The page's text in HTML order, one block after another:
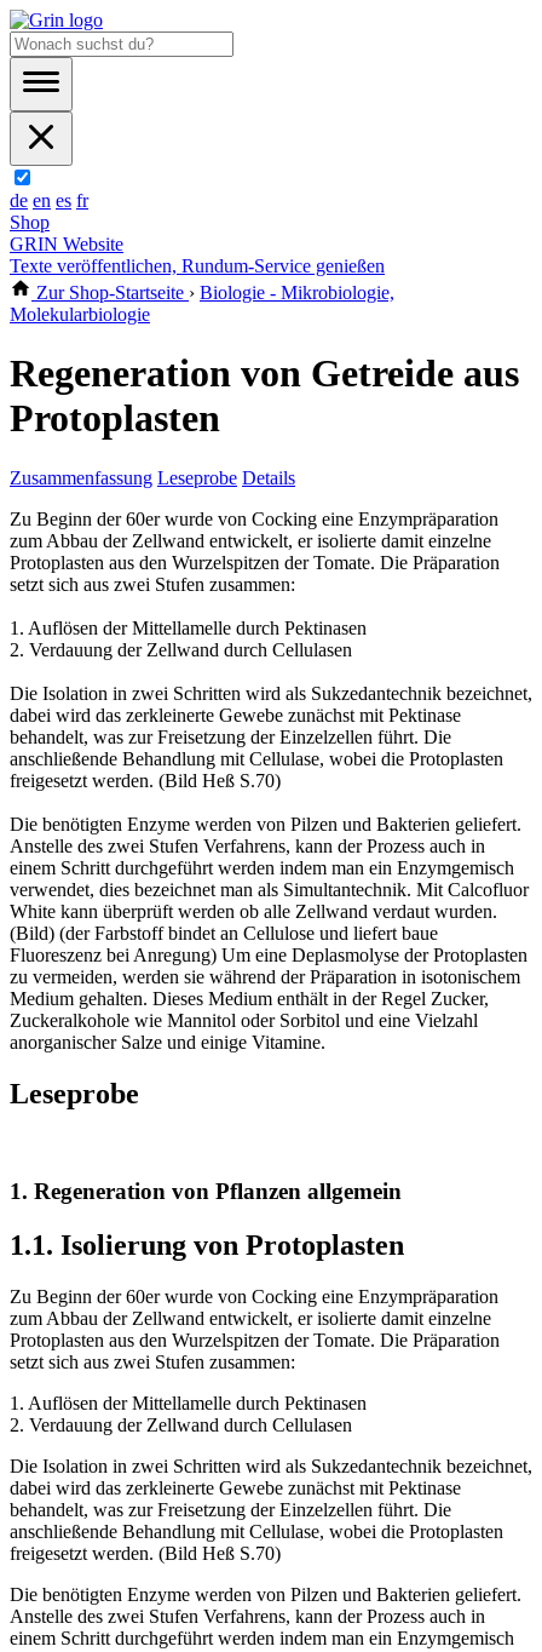
de en es fr
Shop
GRIN Website
Texte veröffentlichen, Rundum-Service genießen
Zur Shop-Startseite › Biologie - Mikrobiologie,
Molekularbiologie
Regeneration von Getreide aus
Protoplasten
Zusammenfassung Leseprobe Details
Zu Beginn der 60er wurde von Cocking eine Enzympräparation
zum Abbau der Zellwand entwickelt, er isolierte damit einzelne
Protoplasten aus den Wurzelspitzen der Tomate. Die Präparation
setzt sich aus zwei Stufen zusammen:
1. Auflösen der Mittellamelle durch Pektinasen
2. Verdauung der Zellwand durch Cellulasen
Die Isolation in zwei Schritten wird als Sukzedantechnik bezeichnet,
dabei wird das zerkleinerte Gewebe zunächst mit Pektinase
behandelt, was zur Freisetzung der Einzelzellen führt. Die
anschließende Behandlung mit Cellulase, wobei die Protoplasten
freigesetzt werden. (Bild Heß S.70)
Die benötigten Enzyme werden von Pilzen und Bakterien geliefert.
Anstelle des zwei Stufen Verfahrens, kann der Prozess auch in
einem Schritt durchgeführt werden indem man ein Enzymgemisch
verwendet, dies bezeichnet man als Simultantechnik. Mit Calcofluor
White kann überprüft werden ob alle Zellwand verdaut wurden.
(Bild) (der Farbstoff bindet an Cellulose und liefert baue
Fluoreszenz bei Anregung) Um eine Deplasmolyse der Protoplasten
zu vermeiden, werden sie während der Präparation in isotonischem
Medium gehalten. Dieses Medium enthält in der Regel Zucker,
Zuckeralkohole wie Mannitol oder Sorbitol und eine Vielzahl
anorganischer Salze und einige Vitamine.
Leseprobe
1. Regeneration von Pflanzen allgemein
1.1. Isolierung von Protoplasten
Zu Beginn der 60er wurde von Cocking eine Enzympräparation
zum Abbau der Zellwand entwickelt, er isolierte damit einzelne
Protoplasten aus den Wurzelspitzen der Tomate. Die Präparation
setzt sich aus zwei Stufen zusammen:
1. Auflösen der Mittellamelle durch Pektinasen
2. Verdauung der Zellwand durch Cellulasen
Die Isolation in zwei Schritten wird als Sukzedantechnik bezeichnet,
dabei wird das zerkleinerte Gewebe zunächst mit Pektinase
behandelt, was zur Freisetzung der Einzelzellen führt. Die
anschließende Behandlung mit Cellulase, wobei die Protoplasten
freigesetzt werden. (Bild Heß S.70)
Die benötigten Enzyme werden von Pilzen und Bakterien geliefert.
Anstelle des zwei Stufen Verfahrens, kann der Prozess auch in
einem Schritt durchgeführt werden indem man ein Enzymgemisch